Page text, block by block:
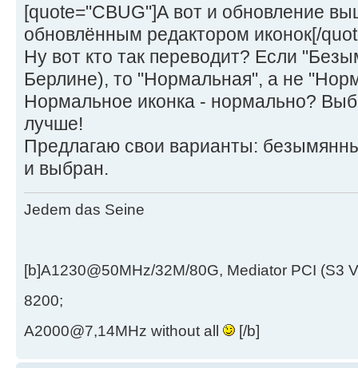
[quote="CBUG"]А вот и обновление
обновлённым редактором иконок[/
Ну вот кто так переводит? Если
Берлине), то "Нормальная", а не
Нормальное иконка - нормально?
лучше!
Предлагаю свои варианты:
и выбран.
Jedem das Seine
[b]A1230@50MHz/32M/80G, Mediator PCI (S3
8200;
A2000@7,14MHz without all
[/b]